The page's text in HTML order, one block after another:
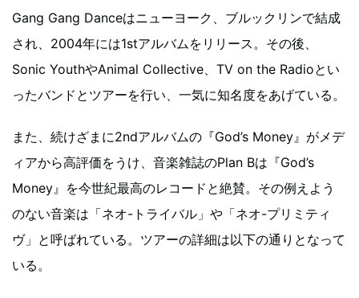
Gang Gang Danceはニューヨーク、ブルックリンで結成
され、2004年には1stアルバムをリリース。その後、
Sonic YouthやAnimal Collective、TV on the Radioとい
ったバンドとツアーを行い、一気に知名度をあげている。
また、続けざまに2ndアルバムの『God’s Money』がメデ
ィアから高評価をうけ、音楽雑誌のPlan Bは『God’s
Money』を今世紀最高のレコードと絶賛。その例えよう
のない音楽は「ネオ-トライバル」や「ネオ-プリミティ
ヴ」と呼ばれている。ツアーの詳細は以下の通りとなって
いる。